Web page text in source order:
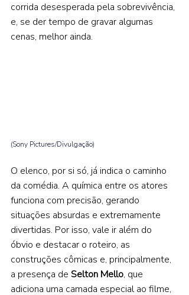
corrida desesperada pela sobrevivência,
e, se der tempo de gravar algumas
cenas, melhor ainda.
(Sony Pictures/Divulgação)
O elenco, por si só, já indica o caminho
da comédia. A química entre os atores
funciona com precisão, gerando
situações absurdas e extremamente
divertidas. Por isso, vale ir além do
óbvio e destacar o roteiro, as
construções cômicas e, principalmente,
a presença de Selton Mello, que
adiciona uma camada especial ao filme,